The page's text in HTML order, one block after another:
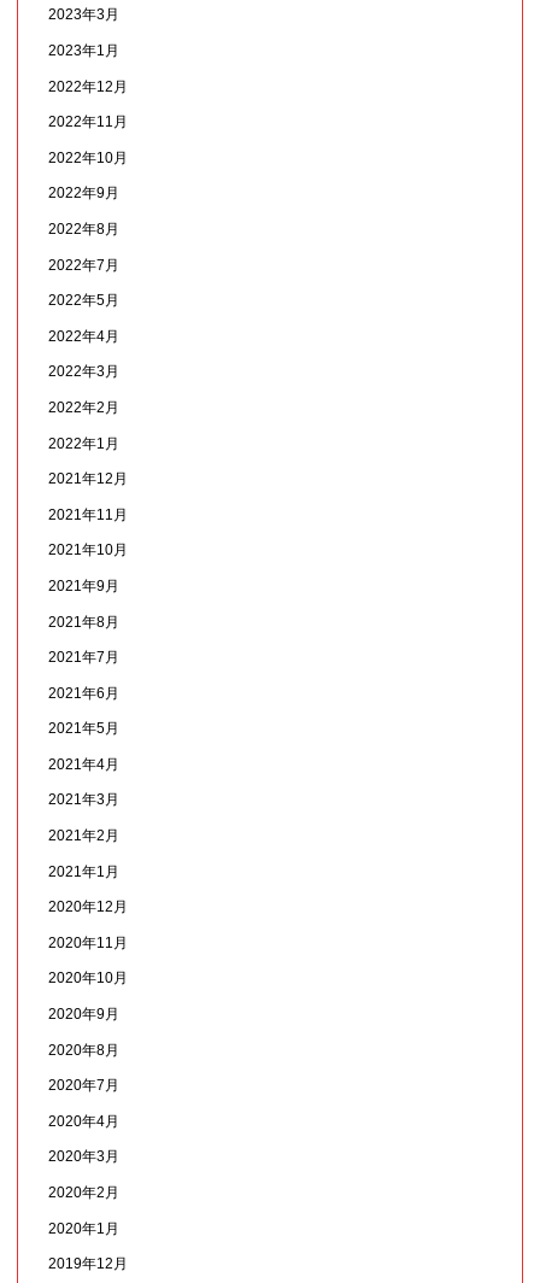
2023年3月
2023年1月
2022年12月
2022年11月
2022年10月
2022年9月
2022年8月
2022年7月
2022年5月
2022年4月
2022年3月
2022年2月
2022年1月
2021年12月
2021年11月
2021年10月
2021年9月
2021年8月
2021年7月
2021年6月
2021年5月
2021年4月
2021年3月
2021年2月
2021年1月
2020年12月
2020年11月
2020年10月
2020年9月
2020年8月
2020年7月
2020年4月
2020年3月
2020年2月
2020年1月
2019年12月